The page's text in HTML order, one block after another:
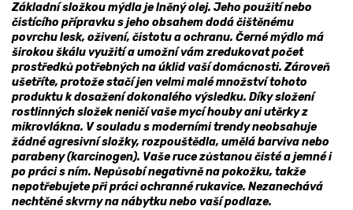
Základní složkou mýdla je lněný olej. Jeho použití nebo
čistícího přípravku s jeho obsahem dodá čištěnému
povrchu lesk, oživení, čistotu a ochranu. Černé mýdlo má
širokou škálu využití a umožní vám zredukovat počet
prostředků potřebných na úklid vaší domácnosti. Zároveň
ušetříte, protože stačí jen velmi malé množství tohoto
produktu k dosažení dokonalého výsledku. Díky složení
rostlinných složek neničí vaše mycí houby ani utěrky z
mikrovlákna. V souladu s moderními trendy neobsahuje
žádné agresivní složky, rozpouštědla, umělá barviva nebo
parabeny (karcinogen). Vaše ruce zůstanou čisté a jemné i
po práci s ním. Nepůsobí negativně na pokožku, takže
nepotřebujete při práci ochranné rukavice. Nezanechává
nechtěné skvrny na nábytku nebo vaší podlaze.